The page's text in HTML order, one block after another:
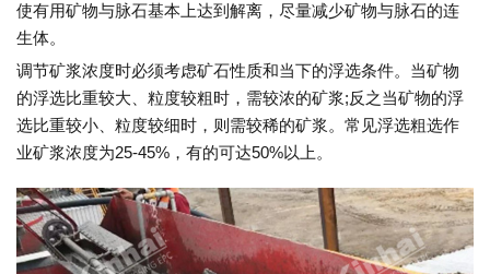
使有用矿物与脉石基本上达到解离，尽量减少矿物与脉石的连
生体。
调节矿浆浓度时必须考虑矿石性质和当下的浮选条件。当矿物
的浮选比重较大、粒度较粗时，需较浓的矿浆;反之当矿物的浮
选比重较小、粒度较细时，则需较稀的矿浆。常见浮选粗选作
业矿浆浓度为25-45%，有的可达50%以上。